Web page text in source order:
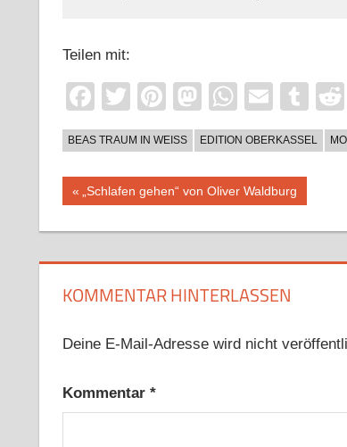
Teilen mit:
Facebook
TwitterPinterest
Mastodon
Email
BEAS TRAUM IN WEISS EDITION OBERKASSEL
Beitragsnavigation
Vorheriger
„Schlafen gehen“ von Oliver Waldburg
KOMMENTAR HINTERLASSEN
Deine E-Mail-Adresse wird nicht
Kommentar *